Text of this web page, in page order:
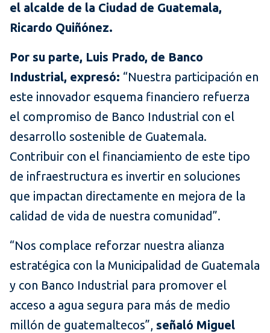
el alcalde de la Ciudad de Guatemala,
Ricardo Quiñónez.
Por su parte, Luis Prado, de Banco
Industrial, expresó: “Nuestra participación en
este innovador esquema financiero refuerza
el compromiso de Banco Industrial con el
desarrollo sostenible de Guatemala.
Contribuir con el financiamiento de este tipo
de infraestructura es invertir en soluciones
que impactan directamente en mejora de la
calidad de vida de nuestra comunidad”.
“Nos complace reforzar nuestra alianza
estratégica con la Municipalidad de Guatemala
y con Banco Industrial para promover el
acceso a agua segura para más de medio
millón de guatemaltecos”, señaló Miguel